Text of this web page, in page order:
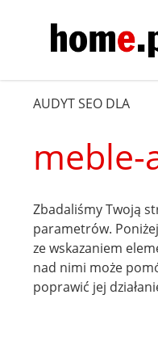
AUDYT SEO DLA
meble-
Zbadaliśmy Twoją
parametrów.
ze wskazaniem
nad nimi może
poprawić jej